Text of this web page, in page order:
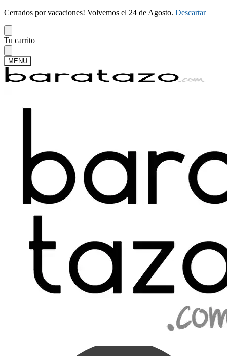
Cerrados por vacaciones! Volvemos el 24 de Agosto. Descartar
Skip
to
navigation
Skip
to
content
Tu carrito
MENU
Mi cuenta